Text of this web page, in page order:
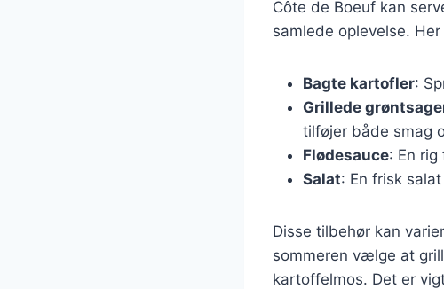
Côte de Boeuf kan
samlede oplevelse.
Bagte kartofler:
Grillede
tilføjer både smag
Flødesauce: En
Salat: En frisk
Disse tilbehør kan
sommeren vælge at
kartoffelmos. Det er